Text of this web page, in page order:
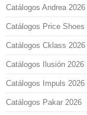
Catálogos Andrea 2026
Catálogos Price Shoes
Catálogos Cklass 2026
Catálogos Ilusión 2026
Catálogos Impuls 2026
Catálogos Pakar 2026